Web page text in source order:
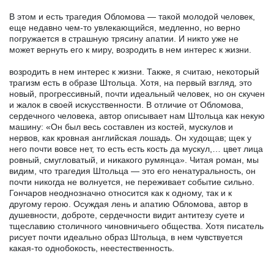
В этом и есть трагедия Обломова — такой молодой человек,
еще недавно чем-то увлекающийся, медленно, но верно
погружается в страшную трясину апатии. И никто уже не
может вернуть его к миру, возродить в нем интерес к жизни.
возродить в нем интерес к жизни. Также, я считаю, некоторый
трагизм есть в образе Штольца. Хотя, на первый взгляд, это
новый, прогрессивный, почти идеальный человек, но он скучен
и жалок в своей искусственности. В отличие от Обломова,
сердечного человека, автор описывает нам Штольца как некую
машину: «Он был весь составлен из костей, мускулов и
нервов, как кровная английская лошадь. Он худощав; щек у
него почти вовсе нет, то есть есть кость да мускул,… цвет лица
ровный, смугловатый, и никакого румянца». Читая роман, мы
видим, что трагедия Штольца — это его ненатуральность, он
почти никогда не волнуется, не переживает событие сильно.
Гончаров неоднозначно относится как к одному, так и к
другому герою. Осуждая лень и апатию Обломова, автор в
душевности, доброте, сердечности видит антитезу суете и
тщеславию столичного чиновничьего общества. Хотя писатель
рисует почти идеально образ Штольца, в нем чувствуется
какая-то однобокость, неестественность.